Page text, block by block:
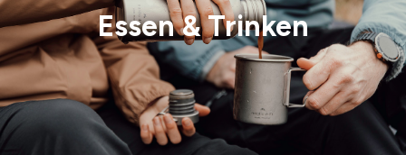
Essen & Trinken